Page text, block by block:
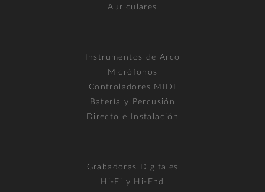
Auriculares
Instrumentos de Arco
Micrófonos
Controladores MIDI
Batería y Percusión
Directo e Instalación
Grabadoras Digitales
Hi-Fi y Hi-End